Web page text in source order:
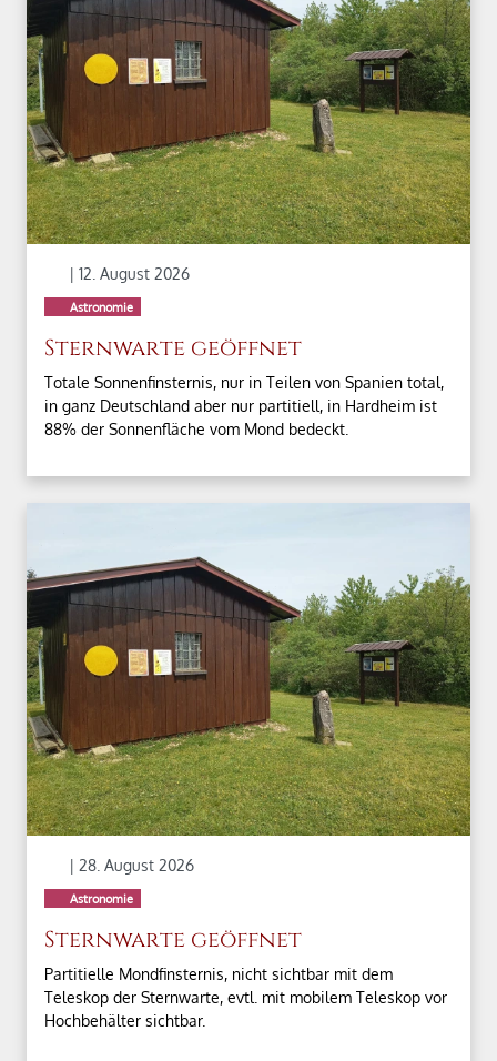
| 12. August 2026
Astronomie
Sternwarte geöffnet
Totale Sonnenfinsternis, nur in Teilen von Spanien total,
in ganz Deutschland aber nur partitiell, in Hardheim ist
88% der Sonnenfläche vom Mond bedeckt.
| 28. August 2026
Astronomie
Sternwarte geöffnet
Partitielle Mondfinsternis, nicht sichtbar mit dem
Teleskop der Sternwarte, evtl. mit mobilem Teleskop vor
Hochbehälter sichtbar.